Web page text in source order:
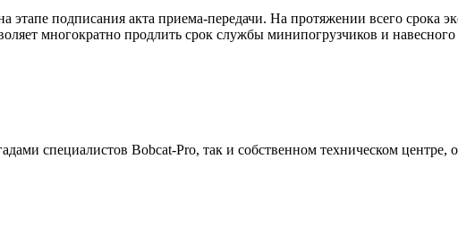
этапе подписания акта приема-передачи. На протяжении всего срока
многократно продлить срок службы минипогрузчиков и
специалистов Bobcat-Pro, так и собственном техническом